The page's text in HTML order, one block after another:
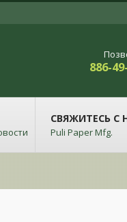
886-
СВЯЖИТЕСЬ С
Puli Paper Mfg.